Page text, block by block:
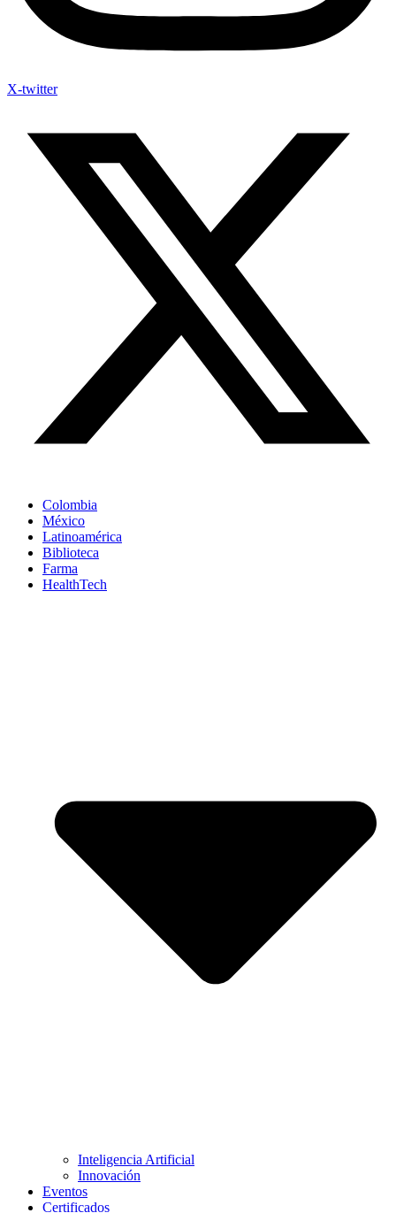
X-twitter
Colombia
México
Latinoamérica
Biblioteca
Farma
HealthTech
Inteligencia Artificial
Innovación
Eventos
Certificados